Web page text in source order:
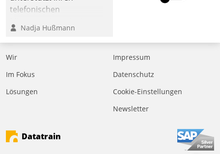
telefonischen
digitalen Cockpit, das
situationsbezogen
passende Fragen und
Eine intuitive
Dialogführung ermöglicht
effizienter zu bearbeiten.
Nadja Hußmann
Wir
Im Fokus
Lösungen
Impressum
Datenschutz
Cookie-Einstellungen
Newsletter
Datatrain